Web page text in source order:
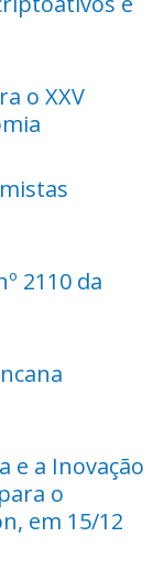
o XXV
2110 da
e a Inovação
o
em 15/12